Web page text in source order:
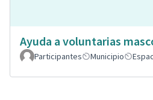
Ayuda a voluntarias
Participantes
Municipio